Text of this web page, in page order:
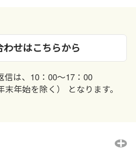
わせはこちらから
信は、10：00〜17：00
末年始を除く） となります。